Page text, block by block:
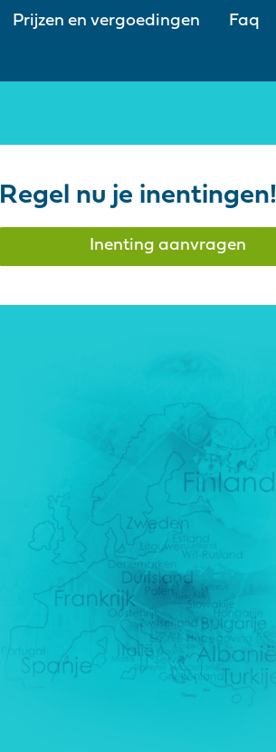
Prijzen en vergoedingen Faq
Regel nu je inentingen!
Inenting aanvragen